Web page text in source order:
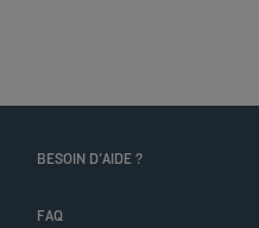
BESOIN D'AIDE ?
FAQ